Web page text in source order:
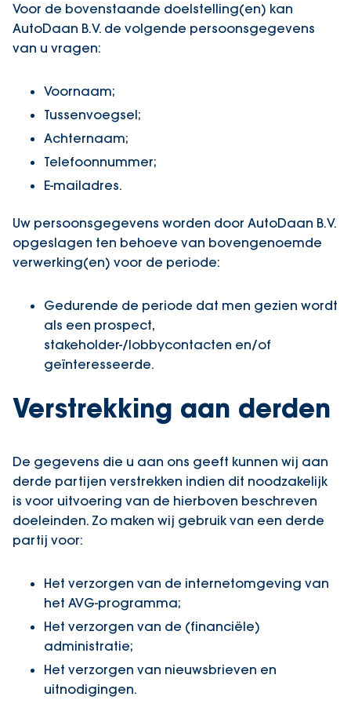
Voor de bovenstaande doelstelling(en) kan
AutoDaan B.V. de volgende persoonsgegevens
van u vragen:
Voornaam;
Tussenvoegsel;
Achternaam;
Telefoonnummer;
E-mailadres.
Uw persoonsgegevens worden door AutoDaan B.V.
opgeslagen ten behoeve van bovengenoemde
verwerking(en) voor de periode:
Gedurende de periode dat men gezien wordt
als een prospect,
stakeholder-/lobbycontacten en/of
geïnteresseerde.
Verstrekking aan derden
De gegevens die u aan ons geeft kunnen wij aan
derde partijen verstrekken indien dit noodzakelijk
is voor uitvoering van de hierboven beschreven
doeleinden. Zo maken wij gebruik van een derde
partij voor:
Het verzorgen van de internetomgeving van
het AVG-programma;
Het verzorgen van de (financiële)
administratie;
Het verzorgen van nieuwsbrieven en
uitnodigingen.